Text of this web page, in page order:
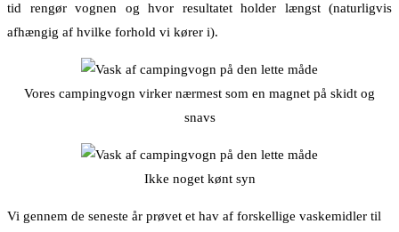
tid rengør vognen og hvor resultatet holder længst (naturligvis
afhængig af hvilke forhold vi kører i).
Vores campingvogn virker nærmest som en magnet på skidt og
snavs
Ikke noget kønt syn
Vi gennem de seneste år prøvet et hav af forskellige vaskemidler til